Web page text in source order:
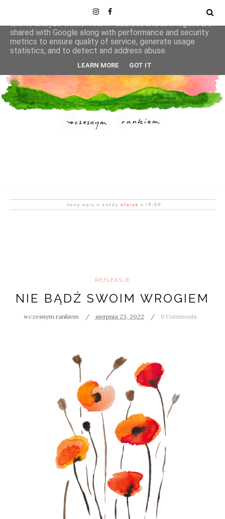
REFLEKSJE
NIE BĄDŹ SWOIM WROGIEM
wczesnym rankiem sierpnia 23, 2022 9 Comments
This site uses cookies from Google to deliver its services
and to analyze traffic. Your IP address and user-agent are
shared with Google along with performance and security
metrics to ensure quality of service, generate usage
statistics, and to detect and address abuse.
LEARN MORE GOT IT